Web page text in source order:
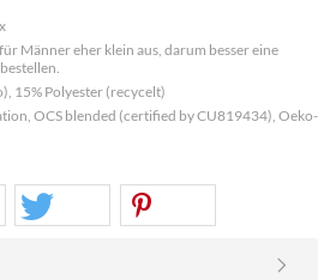
Männer eher klein aus, darum besser eine
15% Polyester (recycelt)
OCS blended (certified by CU819434), Oeko-